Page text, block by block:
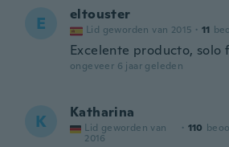
E eltouster
Lid geworden van 2015 · 11
Excelente producto, solo
ongeveer 6 jaar geleden
K Katharina
Lid geworden van
2016
· 110